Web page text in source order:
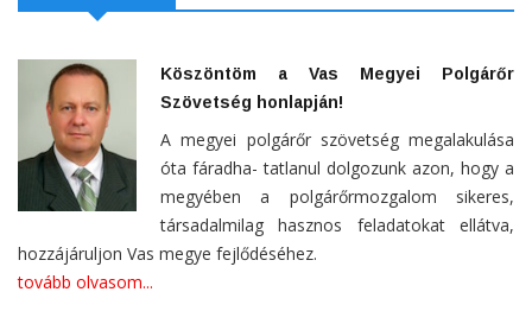
Köszöntöm a Vas Megyei Polgárőr
Szövetség honlapján!
A megyei polgárőr szövetség megalakulása
óta fáradha- tatlanul dolgozunk azon, hogy a
megyében a polgárőrmozgalom sikeres,
társadalmilag hasznos feladatokat ellátva,
hozzájáruljon Vas megye fejlődéséhez.
tovább olvasom...